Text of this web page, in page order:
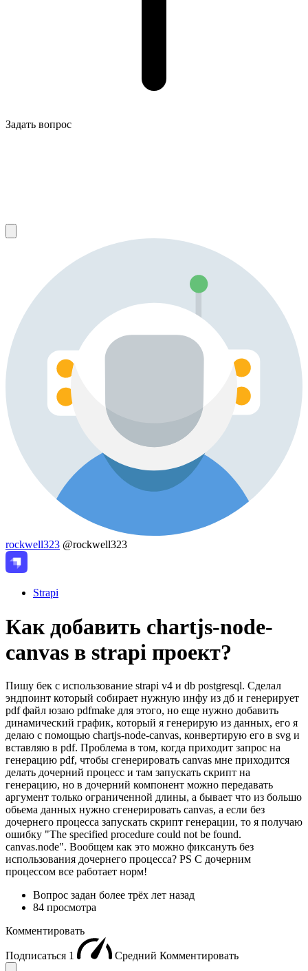
Задать вопрос
rockwell323 @rockwell323
Strapi
Как добавить chartjs-node-
canvas в strapi проект?
Пишу бек с использование strapi v4 и db postgresql. Сделал
эндпоинт который собирает нужную инфу из дб и генерирует
pdf файл юзаю pdfmake для этого, но еще нужно добавить
динамический график, который я генерирую из данных, его я
делаю с помощью chartjs-node-canvas, конвертирую его в svg и
вставляю в pdf. Проблема в том, когда приходит запрос на
генерацию pdf, чтобы сгенерировать canvas мне приходится
делать дочерний процесс и там запускать скрипт на
генерацию, но в дочерний компонент можно передавать
аргумент только ограниченной длины, а бывает что из большо
обьема данных нужно сгенерировать canvas, а если без
дочернего процесса запускать скрипт генерации, то я получаю
ошибку "The specified procedure could not be found.
canvas.node". Вообщем как это можно фиксануть без
использования дочернего процесса? PS С дочерним
процессом все работает норм!
Вопрос задан более трёх лет назад
84 просмотра
Комментировать
Подписаться 1 Средний Комментировать